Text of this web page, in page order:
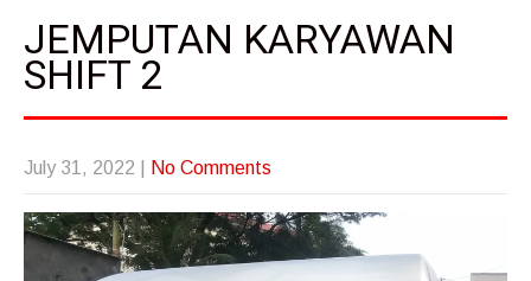
JEMPUTAN KARYAWAN
SHIFT 2
July 31, 2022 No Comments